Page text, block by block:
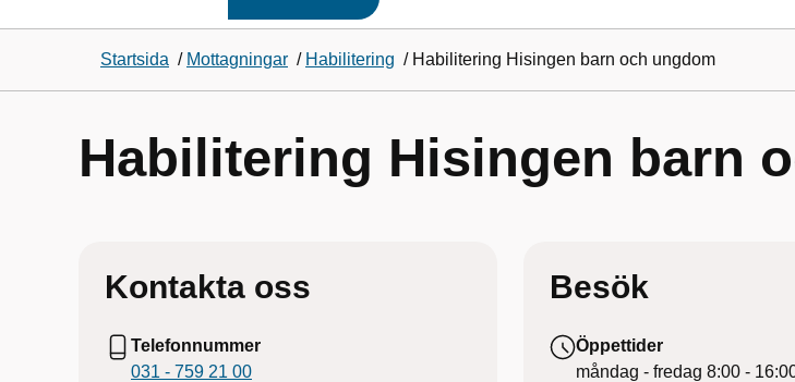
Startsida / Mottagningar / Habilitering / Habilitering Hisingen barn och ungdom
Habilitering Hisingen barn
Kontakta oss
Telefonnummer
031 - 759 21 00
Besök
Öppettider
måndag - fredag 8:00 -